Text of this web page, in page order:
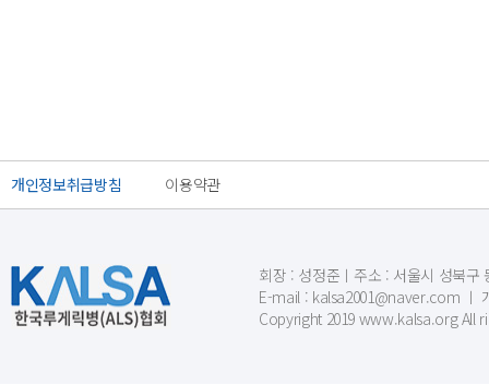
개인정보취급방침 이용약관
회장 : 성정준ㅣ주소 : 서울시 성북구
E-mail : kalsa2001@naver.com ㅣ
Copyright 2019 www.kalsa.org All